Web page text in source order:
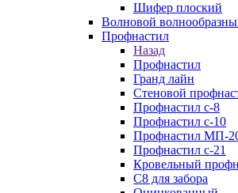
Шифер плоский
Волновой
Профнастил
Назад
Профнастил
Гранд лайн
Стеновой
Профнастил с-8
Профнастил с-10
Профнастил МП-
Профнастил с-21
Кровельный
С8 для забора